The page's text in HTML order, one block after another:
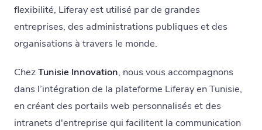
flexibilité, Liferay est utilisé par de grandes
entreprises, des administrations publiques et des
organisations à travers le monde.
ChezTunisie Innovation, nous vous accompagnons
dans l’intégration de la plateforme Liferay en Tunisie,
en créant des portails web personnalisés et des
intranets d'entreprise qui facilitent la communication